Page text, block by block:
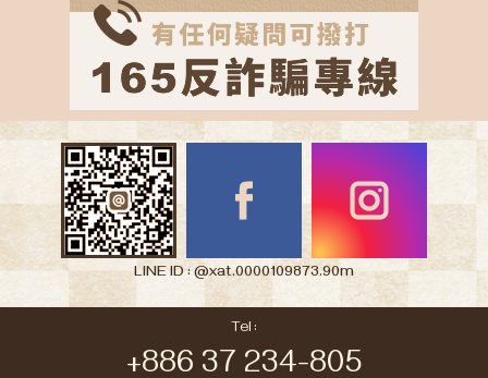
LINE ID : @xat.0000109873.90m
Tel :
+886 37 234-805